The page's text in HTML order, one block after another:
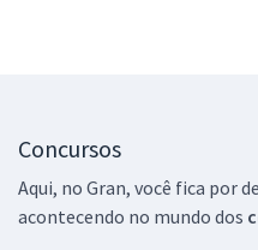
Concursos
Aqui, no Gran, você fica por
acontecendo no mundo dos